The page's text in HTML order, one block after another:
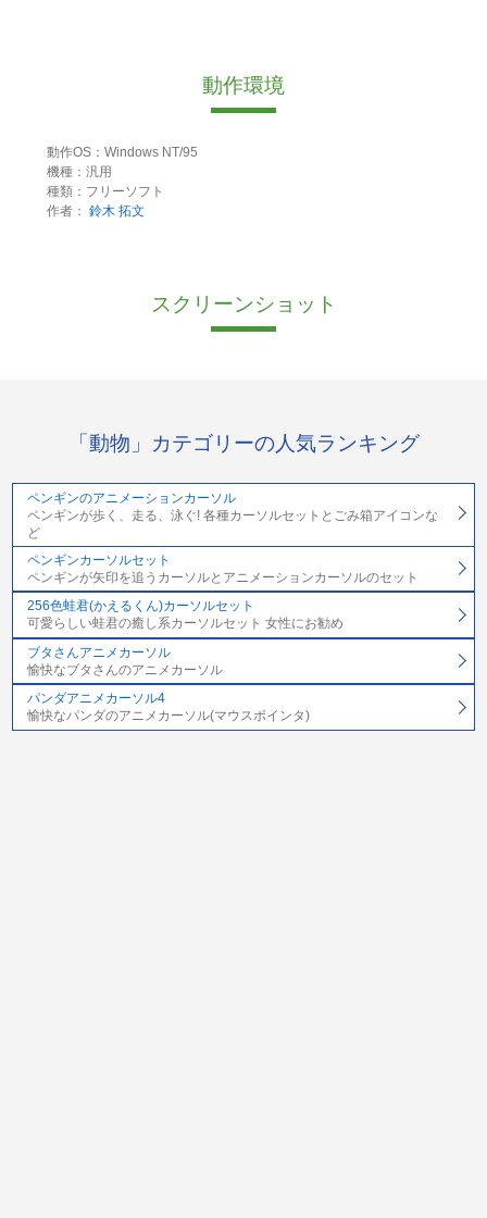
動作環境
動作OS：Windows NT/95
機種：汎用
種類：フリーソフト
作者： 鈴木 拓文
スクリーンショット
「動物」カテゴリーの人気ランキング
ペンギンのアニメーションカーソル
ペンギンが歩く、走る、泳ぐ! 各種カーソルセットとごみ箱アイコンな
ど
ペンギンカーソルセット
ペンギンが矢印を追うカーソルとアニメーションカーソルのセット
256色蛙君(かえるくん)カーソルセット
可愛らしい蛙君の癒し系カーソルセット 女性にお勧め
ブタさんアニメカーソル
愉快なブタさんのアニメカーソル
パンダアニメカーソル4
愉快なパンダのアニメカーソル(マウスポインタ)